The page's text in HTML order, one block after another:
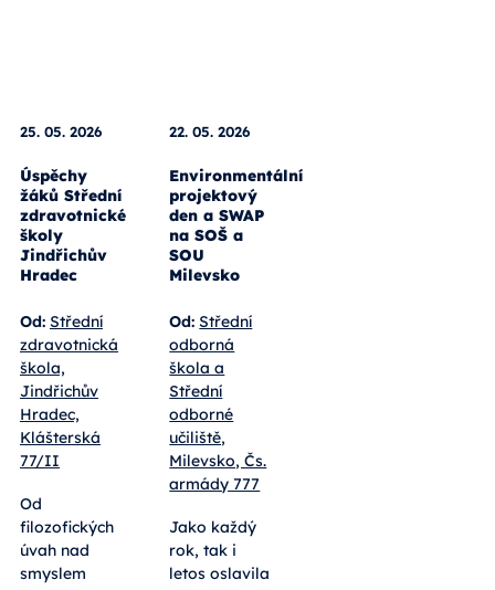
25. 05. 2026
Úspěchy
žáků Střední
zdravotnické
školy
Jindřichův
Hradec
Od: Střední
zdravotnická
škola,
Jindřichův
Hradec,
Klášterská
77/II
Od
filozofických
úvah nad
smyslem
22. 05. 2026
Environmentální
projektový
den a SWAP
na SOŠ a
SOU
Milevsko
Od: Střední
odborná
škola a
Střední
odborné
učiliště,
Milevsko, Čs.
armády 777
Jako každý
rok, tak i
letos oslavila